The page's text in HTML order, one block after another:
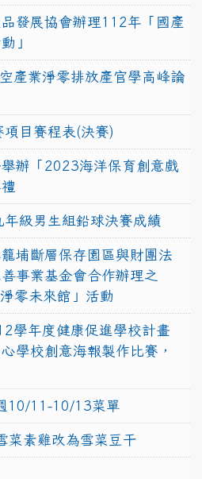
發展協會辦理112年「國產
」
產業淨零排放產官學高峰論
目賽程表(決賽)
辦「2023海洋保育創意戲
級男生組鉛球決賽成績
埔斷層保存園區與財團法
事業基金會合作辦理之
零未來館」活動
學年度健康促進學校計畫
學校創意海報製作比賽，
10/11-10/13菜單
菜素雞改為雪菜豆干